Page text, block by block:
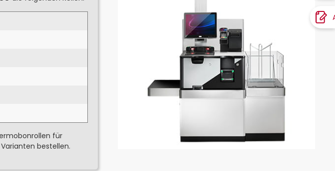
für
Varianten bestellen.